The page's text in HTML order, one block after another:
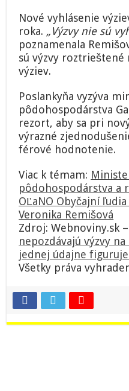
Nové vyhlásenie
roka. „Výzvy nie sú
poznamenala
sú výzvy
výziev.
Poslankyňa vyzýva
pôdohospodárstva
rezort, aby sa pri
výrazné
férové hodnotenie.
Viac k témam:
pôdohospodárstva a
OĽaNO Obyčajní
Veronika Remišová
Zdroj: Webnoviny.sk –
nepozdávajú výzvy
jednej údajne
Všetky práva